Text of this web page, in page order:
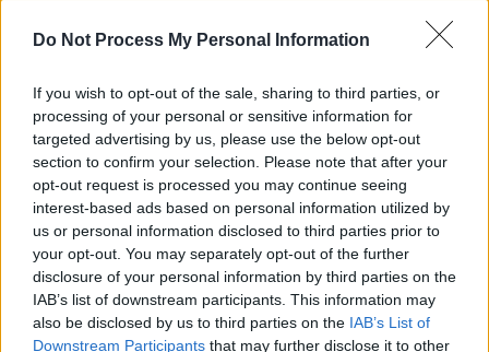
Do Not Process My Personal Information
If you wish to opt-out of the sale, sharing to third parties, or
processing of your personal or sensitive information for
targeted advertising by us, please use the below opt-out
section to confirm your selection. Please note that after your
opt-out request is processed you may continue seeing
interest-based ads based on personal information utilized by
us or personal information disclosed to third parties prior to
your opt-out. You may separately opt-out of the further
disclosure of your personal information by third parties on the
IAB’s list of downstream participants. This information may
also be disclosed by us to third parties on the IAB’s List of
Downstream Participants that may further disclose it to other
Τα οικονομικά προβλήματα
Σύμφωνα με το Page Six, τη Δευτέρα 9
Μαρτίου εκδόθηκε ερήμην απόφαση από το
δικαστήριο, γεγονός που υποδηλώνει ότι ο
73χρονοςηθοποιόςδεν εμφανίστηκε στη
διαδικασία για να υπερασπιστεί τη θέση του.
Η απόφασηαφορά αποκλειστικά την
«κατοχή» του ακινήτου και όχι την καταβολή
χρηματικής αποζημίωσης. Προηγήθηκε
αγωγή που κατατέθηκε τον Δεκέμβριο του